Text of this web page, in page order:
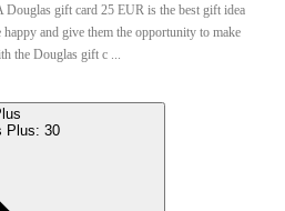
gift card 25 EUR is the best gift idea
and give them the opportunity to make
the Douglas gift c ...
Plus: 30